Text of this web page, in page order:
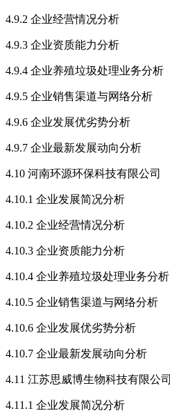
4.9.2 企业经营情况分析
4.9.3 企业资质能力分析
4.9.4 企业养殖垃圾处理业务分析
4.9.5 企业销售渠道与网络分析
4.9.6 企业发展优劣势分析
4.9.7 企业最新发展动向分析
4.10 河南环源环保科技有限公司
4.10.1 企业发展简况分析
4.10.2 企业经营情况分析
4.10.3 企业资质能力分析
4.10.4 企业养殖垃圾处理业务分析
4.10.5 企业销售渠道与网络分析
4.10.6 企业发展优劣势分析
4.10.7 企业最新发展动向分析
4.11 江苏思威博生物科技有限公司
4.11.1 企业发展简况分析